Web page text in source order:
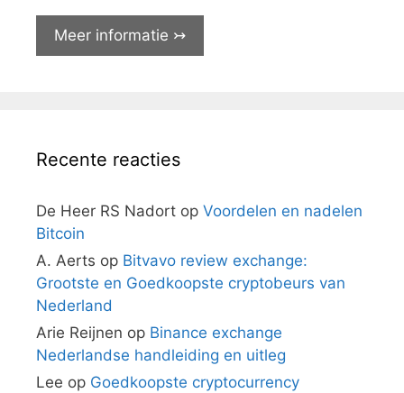
Meer informatie ↣
Recente reacties
De Heer RS Nadort op Voordelen en nadelen
Bitcoin
A. Aerts op Bitvavo review exchange:
Grootste en Goedkoopste cryptobeurs van
Nederland
Arie Reijnen op Binance exchange
Nederlandse handleiding en uitleg
Lee op Goedkoopste cryptocurrency